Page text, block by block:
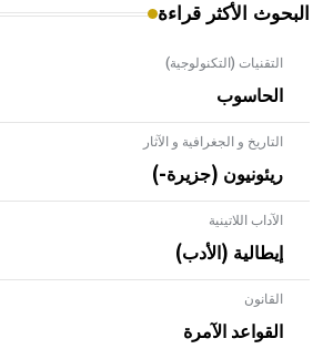
البحوث الأكثر قراءة
التقنيات (التكنولوجية)
الحاسوب
التاريخ و الجغرافية و الآثار
ريئونيون (جزيرة-)
الآداب اللاتينية
إيطالية (الأدب)
القانون
القواعد الآمرة
- هل تعلم أن الأبلق نوع من الفنون
بالعمارة الإسلامية في بلاد الشام
المعمار على بناء مداميكه وخاصة في